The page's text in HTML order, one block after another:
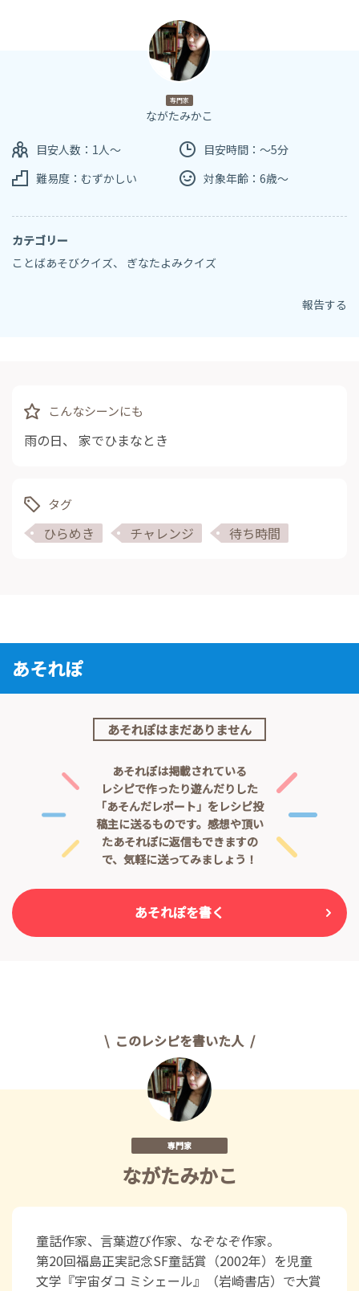
専門家
ながたみかこ
目安人数：1人～
目安時間：～5分
難易度：むずかしい
対象年齢：6歳～
カテゴリー
ことばあそびクイズ、 ぎなたよみクイズ
報告する
こんなシーンにも
雨の日、 家でひまなとき
タグ
ひらめき チャレンジ 待ち時間
あそれぽ
あそれぽはまだありません
あそれぽは掲載されている
レシピで作ったり遊んだりした
「あそんだレポート」をレシピ投
稿主に送るものです。 感想や頂い
たあそれぽに返信もできますの
で、気軽に送ってみましょう！
あそれぽを書く
このレシピを書いた人
専門家
ながたみかこ
童話作家、言葉遊び作家、なぞなぞ作家。
第20回福島正実記念SF童話賞（2002年）を児童
文学『宇宙ダコ ミシェール』（岩崎書店）で大賞